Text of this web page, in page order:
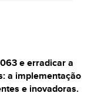
e erradicar a
a implementação
e inovadoras.